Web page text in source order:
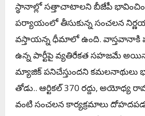
స్థానాల్లో స‌త్తాచాటాల‌ని బీజేపీ
ప‌ర్యాయంలో తీసుకున్న సంచ‌ల‌న
వ‌స్తాయ‌న్న ధీమాలో ఉంది. వాస్త‌వానాకి
ఉన్న పార్టీపై వ్య‌తిరేక‌త స‌హ‌జ‌మే
మ్యాజిక్ ప‌నిచేస్తుంద‌ని క‌మ‌ల‌నాథులు
తోడు.. ఆర్టిక‌ల్ 370 ర‌ద్దు,
వంటి సంచ‌ల‌న కార్య‌క్ర‌మాలు